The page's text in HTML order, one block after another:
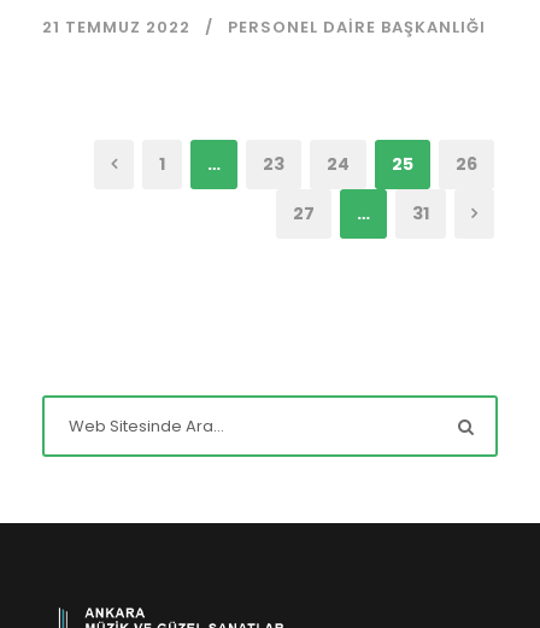
21 TEMMUZ 2022 PERSONEL DAIRE BAŞKANLIĞI
1 … 23 24 25 26
27 … 31